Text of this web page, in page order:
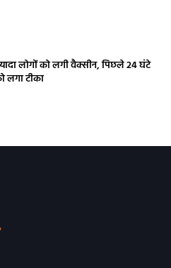
लोगों को लगी वैक्सीन, पिछले 24 घंटे
लगा टीका